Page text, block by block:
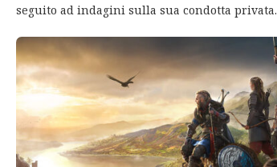
seguito ad indagini sulla sua condotta privata.